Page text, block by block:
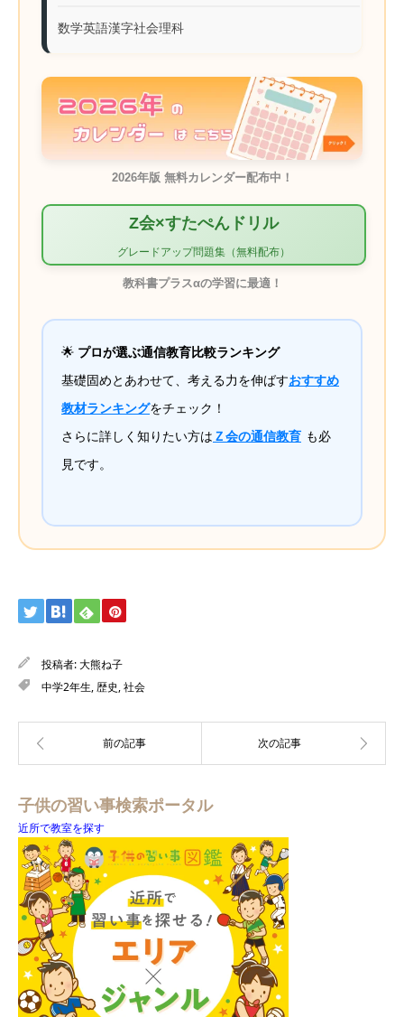
数学英語漢字社会理科
2026年版 無料カレンダー配布中！
Z会×すたぺんドリル
グレードアップ問題集（無料配布）
教科書プラスαの学習に最適！
🌟 プロが選ぶ通信教育比較ランキング
基礎固めとあわせて、考える力を伸ばすおすすめ
教材ランキングをチェック！
さらに詳しく知りたい方は Ｚ会の通信教育 も必
見です。
投稿者:大熊ね子
中学2年生,歴史,社会
子供の習い事検索ポータル
近所で教室を探す